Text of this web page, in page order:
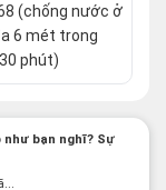
(chống nước ở
6 mét trong
phút)
bạn nghĩ? Sự